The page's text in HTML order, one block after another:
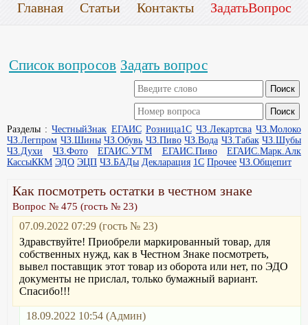
Главная Статьи Контакты ЗадатьВопрос
Список вопросов Задать вопрос
Разделы :ЧестныйЗнак ЕГАИС Розница1С ЧЗ.Лекартсва ЧЗ.Молоко
ЧЗ.Легпром ЧЗ.Шины ЧЗ.Обувь ЧЗ.Пиво ЧЗ.Вода ЧЗ.Табак ЧЗ.Шубы
ЧЗ.Духи
ЧЗ.Фото ЕГАИС.УТМ ЕГАИС.Пиво
ЕГАИС.Марк.Алк
КассыККМ ЭДО ЭЦП ЧЗ.БАДы Декларация 1С Прочее ЧЗ.Общепит
Как посмотреть остатки в честном знаке
Вопрос № 475 (гость № 23)
07.09.2022 07:29 (гость № 23)
Здравствуйте! Приобрели маркированный товар, для
собственных нужд, как в Честном Знаке посмотреть,
вывел поставщик этот товар из оборота или нет, по ЭДО
документы не прислал, только бумажный вариант.
Спасибо!!!
18.09.2022 10:54 (Админ)